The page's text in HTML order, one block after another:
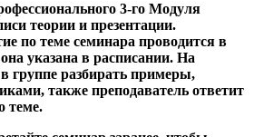
3-го Модуля
теории и презентации.
по теме семинара проводится в
указана в расписании. На
группе разбирать примеры,
также преподаватель ответит
теме.